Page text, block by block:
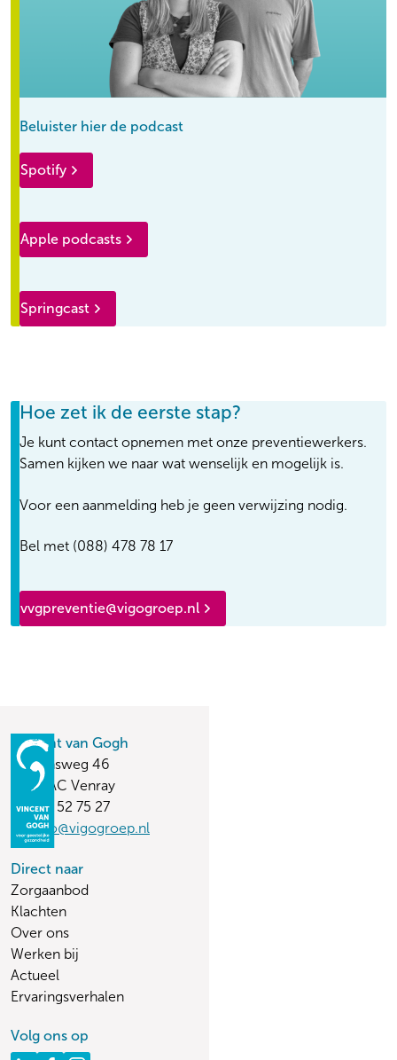
Beluister hier de podcast
Spotify
Apple podcasts
Springcast
Hoe zet ik de eerste stap?
Je kunt contact opnemen met onze preventiewerkers.
Samen kijken we naar wat wenselijk en mogelijk is.
Voor een aanmelding heb je geen verwijzing nodig.
Bel met (088) 478 78 17
vvgpreventie@vigogroep.nl
Vincent van Gogh
Stationsweg 46
5803 AC Venray
(0478) 52 75 27
vvginfo@vigogroep.nl
Direct naar
Zorgaanbod
Klachten
Over ons
Werken bij
Actueel
Ervaringsverhalen
Volg ons op